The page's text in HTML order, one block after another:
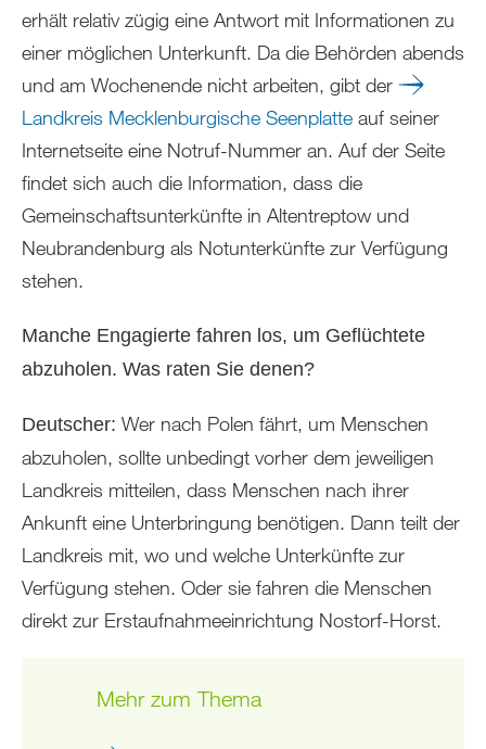
erhält relativ zügig eine Antwort mit Informationen zu
einer möglichen Unterkunft. Da die Behörden abends
und am Wochenende nicht arbeiten, gibt der
Landkreis Mecklenburgische Seenplatte auf seiner
Internetseite eine Notruf-Nummer an. Auf der Seite
findet sich auch die Information, dass die
Gemeinschaftsunterkünfte in Altentreptow und
Neubrandenburg als Notunterkünfte zur Verfügung
stehen.
Manche Engagierte fahren los, um Geflüchtete
abzuholen. Was raten Sie denen?
Deutscher: Wer nach Polen fährt, um Menschen
abzuholen, sollte unbedingt vorher dem jeweiligen
Landkreis mitteilen, dass Menschen nach ihrer
Ankunft eine Unterbringung benötigen. Dann teilt der
Landkreis mit, wo und welche Unterkünfte zur
Verfügung stehen. Oder sie fahren die Menschen
direkt zur Erstaufnahmeeinrichtung Nostorf-Horst.
Mehr zum Thema